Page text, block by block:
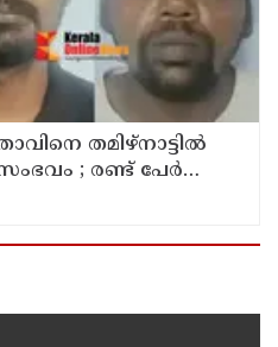
തമിഴ്നാട്ടിൽ
; രണ്ട് പേർ